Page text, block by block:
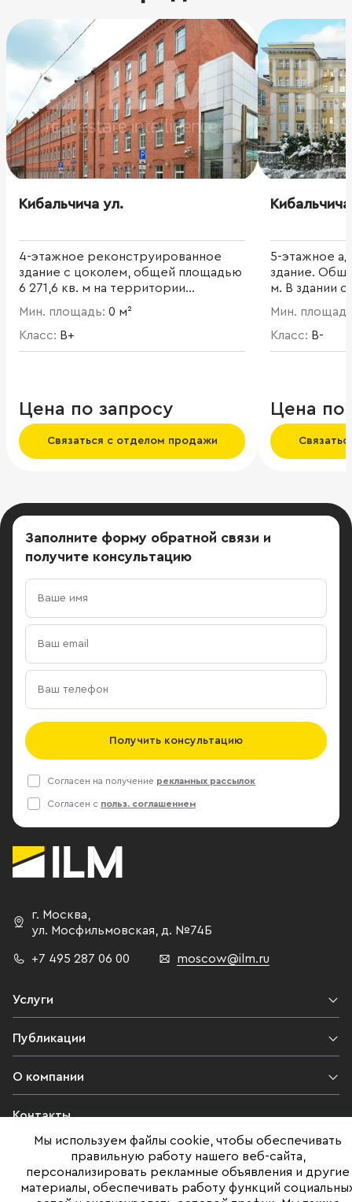
Кибальчича ул.
4-этажное реконструированное
здание с цоколем, общей площадью
6 271,6 кв. м на территории
Делового квартала «Красная Роза».
«Красная роза» — это современный
деловой комплекс площадью 5,7 га,
на территории которого
Мин. площадь: 0 м²
Класс: B+
Цена по запросу
Связаться с отделом продажи
5-этажное
здание.
м. В здании
зал, есть
Мин.
Класс: B-
Цена по
Заполните форму обратной связи и
получите консультацию
Получить консультацию
Согласен на получение рекламных рассылок
Согласен с польз. соглашением
г. Москва,
ул. Мосфильмовская, д. №74Б
+7 495 287 06 00 moscow@ilm.ru
Услуги
Публикации
О компании
Контакты
Юридическая информация
Мы используем файлы cookie, чтобы обеспечивать
правильную работу нашего веб-сайта,
персонализировать рекламные объявления и другие
материалы, обеспечивать работу функций